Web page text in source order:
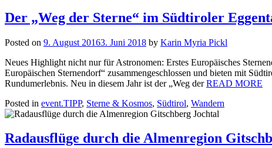
Der „Weg der Sterne“ im Südtiroler
Posted on 9. August 20163. Juni 2018 by Karin Myria Pickl
Neues Highlight nicht nur für Astronomen: Erstes Europäisches
Europäischen Sternendorf“ zusammengeschlossen und bieten mit
Rundumerlebnis. Neu in diesem Jahr ist der „Weg derREAD MORE
Posted in event.TIPP, Sterne & Kosmos, Südtirol, Wandern
Radausflüge durch die Almenregion